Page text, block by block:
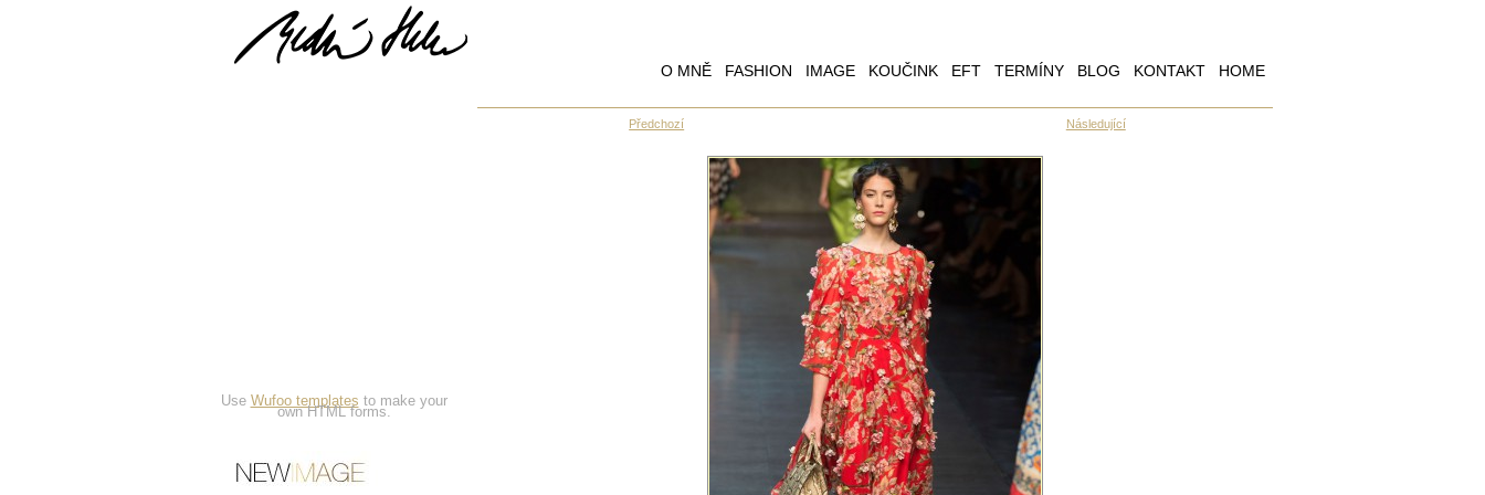
HOME
KONTAKT
BLOG
TERMÍNY
EFT
KOUČINK
IMAGE
FASHION
O MNĚ
Předchozí Následující
Use Wufoo templates to make your
own HTML forms.